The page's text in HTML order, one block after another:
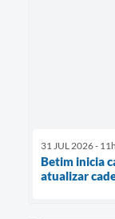
31 JUL 2026 -
Betim inicia
atualizar